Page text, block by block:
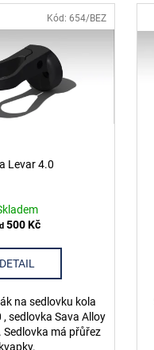
Levar 4.0
500 Kč
DETAIL
na sedlovku kola
, sedlovka Sava Alloy
má přůřez
kvapky.
Kód: 654/BEZ